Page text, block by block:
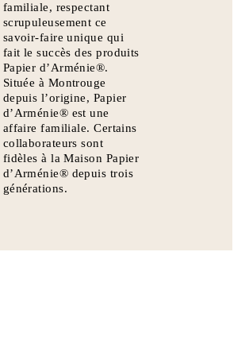
familiale, respectant
scrupuleusement ce
savoir-faire unique qui
fait le succès des produits
Papier d’Arménie®.
Située à Montrouge
depuis l’origine, Papier
d’Arménie® est une
affaire familiale. Certains
collaborateurs sont
fidèles à la Maison Papier
d’Arménie® depuis trois
générations.